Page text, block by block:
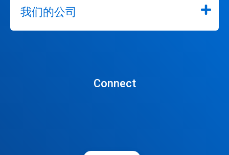
我们的公司
Connect